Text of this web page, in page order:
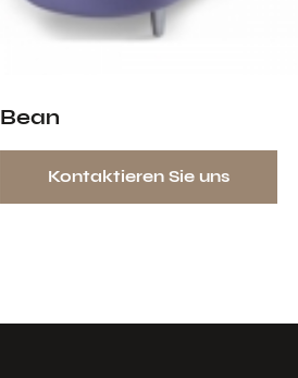
Bean
Kontaktieren Sie uns